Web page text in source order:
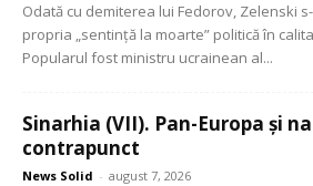
Odată cu demiterea lui Fedorov, Zelenski
propria „sentință la moarte” politică în
Popularul fost ministru ucrainean al...
Sinarhia (VII). Pan-Europa și
contrapunct
News Solid - august 7, 2026